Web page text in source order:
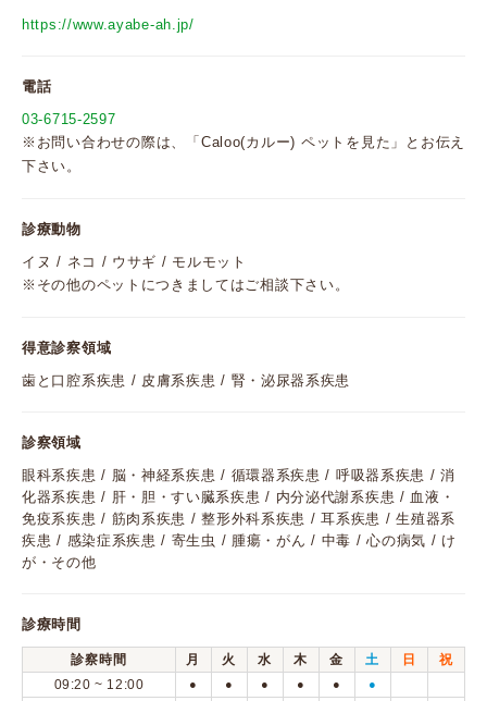
https://www.ayabe-ah.jp/
電話
03-6715-2597
※お問い合わせの際は、「Caloo(カルー) ペットを見た」とお伝え
下さい。
診療動物
イヌ / ネコ / ウサギ / モルモット
※その他のペットにつきましてはご相談下さい。
得意診察領域
歯と口腔系疾患 / 皮膚系疾患 / 腎・泌尿器系疾患
診察領域
眼科系疾患 / 脳・神経系疾患 / 循環器系疾患 / 呼吸器系疾患 / 消
化器系疾患 / 肝・胆・すい臓系疾患 / 内分泌代謝系疾患 / 血液・
免疫系疾患 / 筋肉系疾患 / 整形外科系疾患 / 耳系疾患 / 生殖器系
疾患 / 感染症系疾患 / 寄生虫 / 腫瘍・がん / 中毒 / 心の病気 / け
が・その他
診療時間
診察時間 月 火 水 木 金 土 日
祝
09:20 ~ 12:00
● ● ● ● ● ●